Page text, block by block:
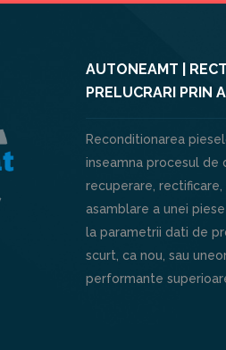
AUTONEAMT |
PRELUCRARI PRIN
Reconditionarea
inseamna procesul de
recuperare, rectificare,
asamblare a unei
la parametrii dati de
scurt, ca nou, sau
performante